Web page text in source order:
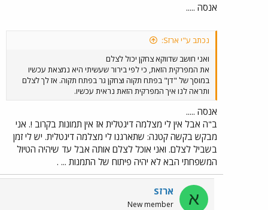
אנסה .....
נכתב ע"י ארזS:
ואני חושב שדווקא צחקן יכול לצלם
את המפרקית הזאת, כי לפי בירור שעשיתי היא נמצאת עכשיו
במוסך של "דן" בפתח תקוה וצחקן גר בפתח תקוה. אז לך לצלם
ותראה לנו איך המפרקית הזאת נראית עכשיו.
אנסה .....
ב"ה אבל אין לי מצלמה דיגטלית אז אין תמונות בקרוב !. אני
מבקש בקשה קטנה: שתארגנו לי מצלמה דיגטלית. יש לי זמן
בשביל לצלם. ואני אוכל לצלם אותה אבל עד שיהיה הטיול
המשפחתי הבא לא יהיה פיתוח של התמנות ... .
א ארזS
New member